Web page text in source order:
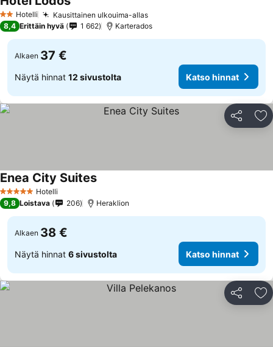
2 Tähtiluokitus
Hotelli Kausittainen ulkouima-allas
8,4 Erittäin hyvä 1 662 Karterados
Alkaen 37 €
Näytä hinnat 12 sivustolta Katso hinnat
Jaa
5 Tähtiluokitus
Hotelli
Enea City Suites
9,8 Loistava 206 Heraklion
Alkaen 38 €
Näytä hinnat 6 sivustolta Katso hinnat
Jaa